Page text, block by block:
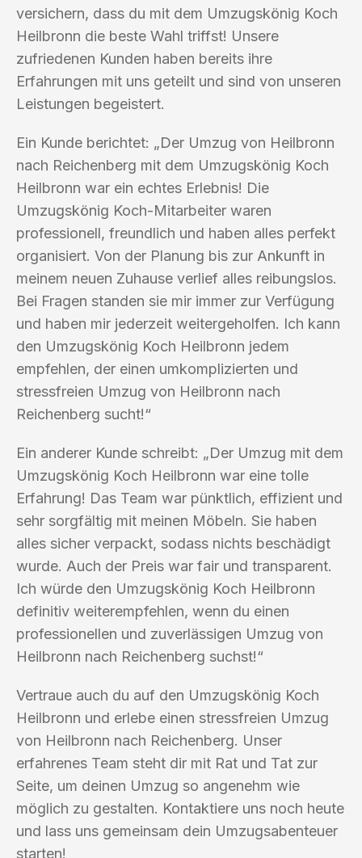
versichern, dass du mit dem Umzugskönig Koch
Heilbronn die beste Wahl triffst! Unsere
zufriedenen Kunden haben bereits ihre
Erfahrungen mit uns geteilt und sind von unseren
Leistungen begeistert.
Ein Kunde berichtet: „Der Umzug von Heilbronn
nach Reichenberg mit dem Umzugskönig Koch
Heilbronn war ein echtes Erlebnis! Die
Umzugskönig Koch-Mitarbeiter waren
professionell, freundlich und haben alles perfekt
organisiert. Von der Planung bis zur Ankunft in
meinem neuen Zuhause verlief alles reibungslos.
Bei Fragen standen sie mir immer zur Verfügung
und haben mir jederzeit weitergeholfen. Ich kann
den Umzugskönig Koch Heilbronn jedem
empfehlen, der einen umkomplizierten und
stressfreien Umzug von Heilbronn nach
Reichenberg sucht!“
Ein anderer Kunde schreibt: „Der Umzug mit dem
Umzugskönig Koch Heilbronn war eine tolle
Erfahrung! Das Team war pünktlich, effizient und
sehr sorgfältig mit meinen Möbeln. Sie haben
alles sicher verpackt, sodass nichts beschädigt
wurde. Auch der Preis war fair und transparent.
Ich würde den Umzugskönig Koch Heilbronn
definitiv weiterempfehlen, wenn du einen
professionellen und zuverlässigen Umzug von
Heilbronn nach Reichenberg suchst!“
Vertraue auch du auf den Umzugskönig Koch
Heilbronn und erlebe einen stressfreien Umzug
von Heilbronn nach Reichenberg. Unser
erfahrenes Team steht dir mit Rat und Tat zur
Seite, um deinen Umzug so angenehm wie
möglich zu gestalten. Kontaktiere uns noch heute
und lass uns gemeinsam dein Umzugsabenteuer
starten!